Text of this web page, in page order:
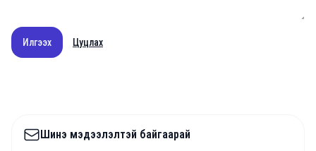
Илгээх Цуцлах
Шинэ мэдээлэлтэй байгаарай